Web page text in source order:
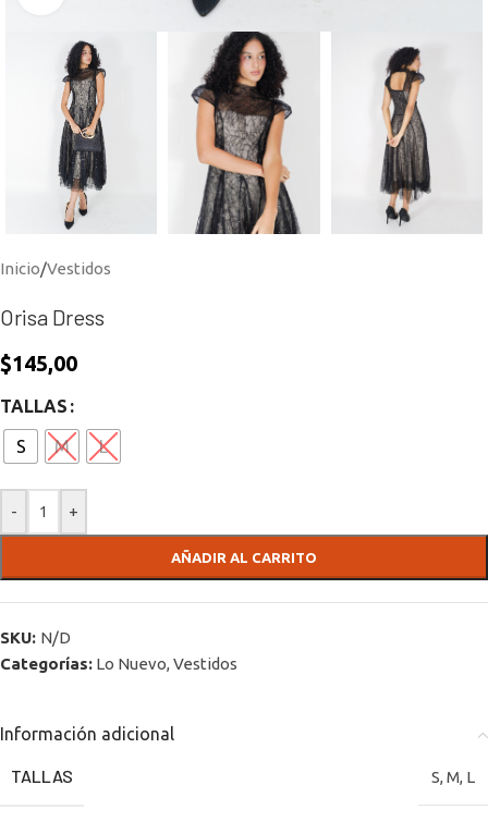
Inicio/Vestidos
Orisa Dress
$145,00
TALLAS
S M L
- +
AÑADIR AL CARRITO
SKU: N/D
Categorías: Lo Nuevo, Vestidos
Información adicional
TALLAS S, M, L